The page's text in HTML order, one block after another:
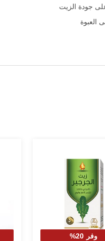
جودة الزيت
العبوة
وفر 20%